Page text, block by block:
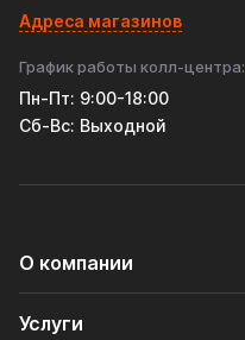
Адреса магазинов
График работы колл-центра:
Пн-Пт: 9:00-18:00
Cб-Вс: Выходной
О компании
Услуги